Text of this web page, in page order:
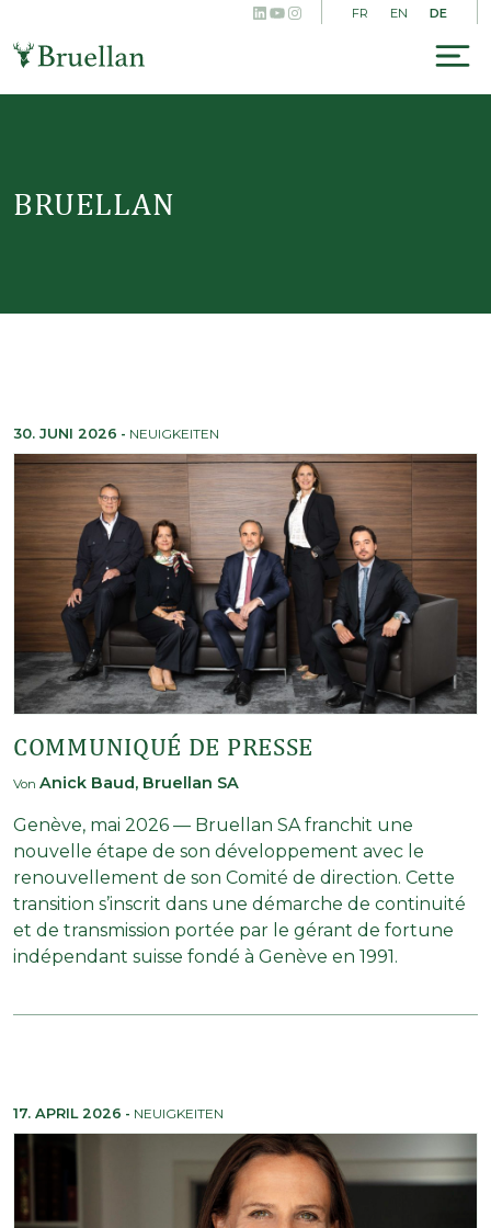
to
content
LinkedIn
YouTube
Instagram
FR EN DE
BRUELLAN
30. JUNI 2026 - NEUIGKEITEN
COMMUNIQUÉ DE PRESSE
Von Anick Baud, Bruellan SA
Genève, mai 2026 — Bruellan SA franchit une
nouvelle étape de son développement avec le
renouvellement de son Comité de direction. Cette
transition s’inscrit dans une démarche de continuité
et de transmission portée par le gérant de fortune
indépendant suisse fondé à Genève en 1991.
17. APRIL 2026 - NEUIGKEITEN